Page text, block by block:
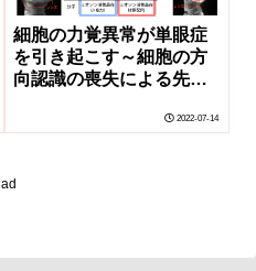
細胞の力覚異常が単眼症
を引き起こす～細胞の方
向認識の喪失による先天
2022-07-14
ad